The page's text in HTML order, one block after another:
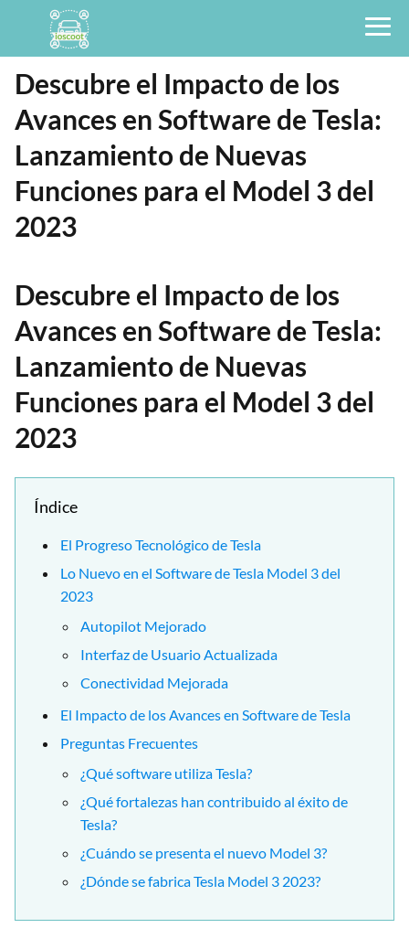
Descubre el Impacto de los
Avances en Software de Tesla:
Lanzamiento de Nuevas
Funciones para el Model 3 del
2023
Descubre el Impacto de los
Avances en Software de Tesla:
Lanzamiento de Nuevas
Funciones para el Model 3 del
2023
Índice
El Progreso Tecnológico de Tesla
Lo Nuevo en el Software de Tesla Model 3 del
2023
Autopilot Mejorado
Interfaz de Usuario Actualizada
Conectividad Mejorada
El Impacto de los Avances en Software de Tesla
Preguntas Frecuentes
¿Qué software utiliza Tesla?
¿Qué fortalezas han contribuido al éxito de
Tesla?
¿Cuándo se presenta el nuevo Model 3?
¿Dónde se fabrica Tesla Model 3 2023?